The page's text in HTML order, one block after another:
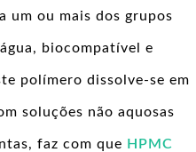
um ou mais dos grupos
biocompatível e
polímero dissolve-se em
soluções não aquosas
faz com que HPMC